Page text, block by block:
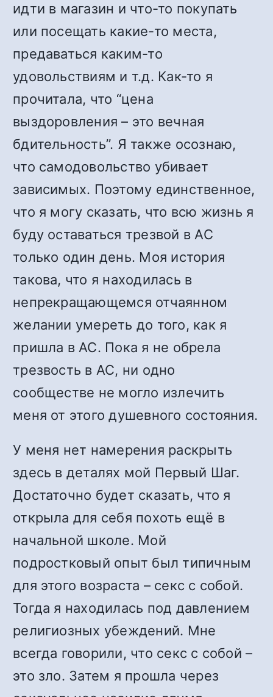
идти в магазин и что-то покупать
или посещать какие-то места,
предаваться каким-то
удовольствиям и т.д. Как-то я
прочитала, что “цена
выздоровления – это вечная
бдительность”. Я также осознаю,
что самодовольство убивает
зависимых. Поэтому единственное,
что я могу сказать, что всю жизнь я
буду оставаться трезвой в АС
только один день. Моя история
такова, что я находилась в
непрекращающемся отчаянном
желании умереть до того, как я
пришла в АС. Пока я не обрела
трезвость в АС, ни одно
сообществе не могло излечить
меня от этого душевного состояния.
У меня нет намерения раскрыть
здесь в деталях мой Первый Шаг.
Достаточно будет сказать, что я
открыла для себя похоть ещё в
начальной школе. Мой
подростковый опыт был типичным
для этого возраста – секс с собой.
Тогда я находилась под давлением
религиозных убеждений. Мне
всегда говорили, что секс с собой –
это зло. Затем я прошла через